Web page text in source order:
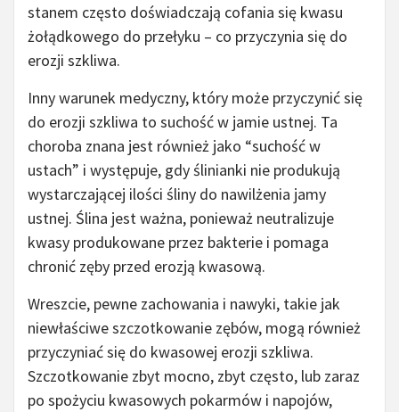
stanem często doświadczają cofania się kwasu
żołądkowego do przełyku – co przyczynia się do
erozji szkliwa.
Inny warunek medyczny, który może przyczynić się
do erozji szkliwa to suchość w jamie ustnej. Ta
choroba znana jest również jako “suchość w
ustach” i występuje, gdy ślinianki nie produkują
wystarczającej ilości śliny do nawilżenia jamy
ustnej. Ślina jest ważna, ponieważ neutralizuje
kwasy produkowane przez bakterie i pomaga
chronić zęby przed erozją kwasową.
Wreszcie, pewne zachowania i nawyki, takie jak
niewłaściwe szczotkowanie zębów, mogą również
przyczyniać się do kwasowej erozji szkliwa.
Szczotkowanie zbyt mocno, zbyt często, lub zaraz
po spożyciu kwasowych pokarmów i napojów,